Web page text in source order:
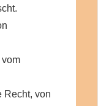
Recht, von